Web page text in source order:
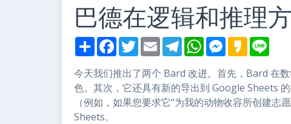
巴德在逻辑和推理
S
h
r
e
F
a
e
b
o
o
k
T
w
t
t
e
r
E
m
i
T
e
e
g
r
a
m
W
h
t
s
A
p
p
M
e
s
e
n
g
e
K
a
a
o
e
今天我们推出了两个 Bard 改进。首先，Bard 在
色。其次，它还具有新的导出到 Google Sheets
（例如，如果您要求它“为我的动物收容所创建志
Sheets。